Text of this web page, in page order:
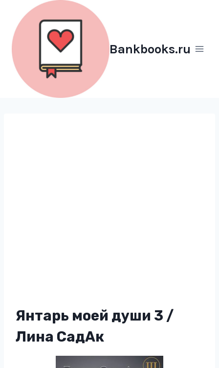
Перейти
содержимому
Bankbooks.ru
Янтарь моей души 3 /
Лина СадАк